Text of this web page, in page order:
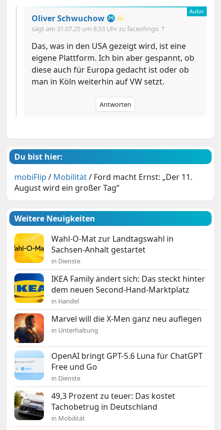
Oliver Schwuchow ♾️
sagt am 31.07.25 um 8:33 Uhrzu faceofingo ⇡
Das, was in den USA gezeigt wird, ist eine
eigene Plattform. Ich bin aber gespannt, ob
diese auch für Europa gedacht ist oder ob
man in Köln weiterhin auf VW setzt.
Antworten
Du bist hier:
mobiFlip / Mobilität/ Ford macht Ernst: „Der 11.
August wird ein großer Tag“
Weitere Neuigkeiten
Wahl-O-Mat zur Landtagswahl in
Sachsen-Anhalt gestartet
in Dienste
IKEA Family ändert sich: Das steckt hinter
dem neuen Second-Hand-Marktplatz
in Handel
Marvel will die X-Men ganz neu auflegen
in Unterhaltung
OpenAI bringt GPT-5.6 Luna für ChatGPT
Free und Go
in Dienste
49,3 Prozent zu teuer: Das kostet
Tachobetrug in Deutschland
in Mobilität